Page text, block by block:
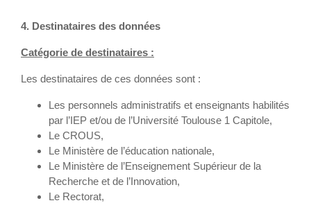
4. Destinataires des données
Catégorie de destinataires :
Les destinataires de ces données sont :
Les personnels administratifs et enseignants habilités
par l’IEP et/ou de l’Université Toulouse 1 Capitole,
Le CROUS,
Le Ministère de l’éducation nationale,
Le Ministère de l’Enseignement Supérieur de la
Recherche et de l’Innovation,
Le Rectorat,